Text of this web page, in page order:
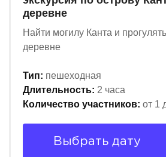
деревне
Найти могилу Канта и
деревне
Тип: пешеходная
Длительность: 2 часа
Количество участников: от 1
Выбрать дату